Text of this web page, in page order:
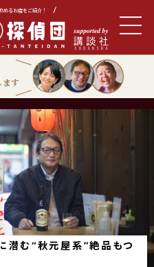
めるお店をご紹介！
ます
潜む“秋元屋系”絶品もつ